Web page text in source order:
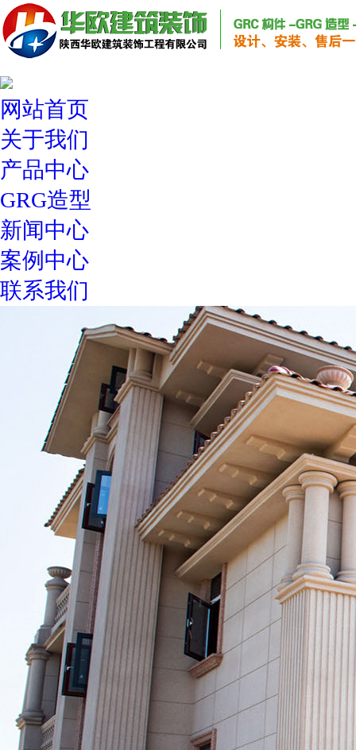
网站首页
关于我们
产品中心
GRG造型
新闻中心
案例中心
联系我们